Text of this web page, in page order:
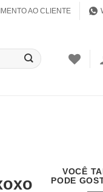
AO CLIENTE
VOCÊ
PODE